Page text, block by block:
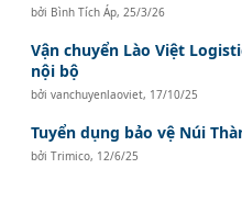
bởi Bình Tích Áp, 25/3/26
Vận chuyển Lào Việt
nội bộ
bởivanchuyenlaoviet, 17/10/25
Tuyển dụng bảo vệ Núi
bởiTrimico, 12/6/25